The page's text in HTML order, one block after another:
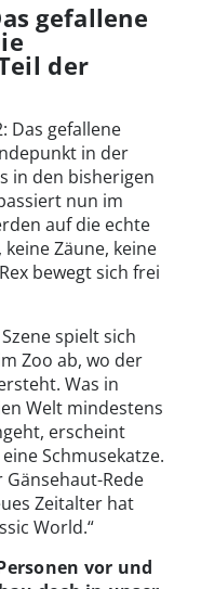
gefallene
der
Das gefallene
in der
in den bisherigen
nun im
auf die echte
Zäune, keine
bewegt sich frei
spielt sich
Zoo ab, wo der
Was in
Welt mindestens
erscheint
Schmusekatze.
Rede
Zeitalter hat
World.“
vor und